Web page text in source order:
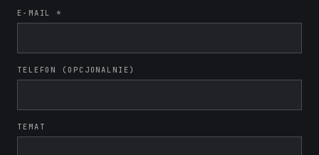
E-MAIL *
TELEFON (OPCJONALNIE)
TEMAT